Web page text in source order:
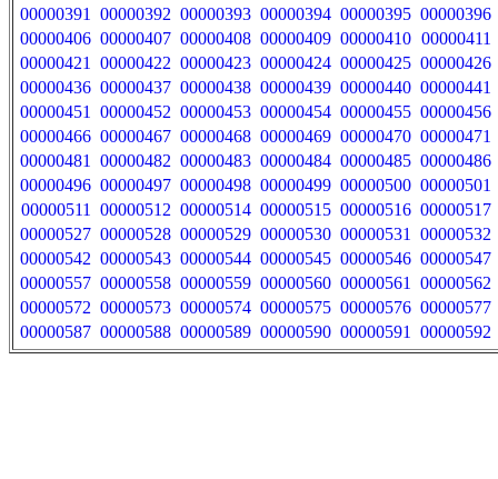
00000391
00000392 00000393 00000394 00000395 00000396
00000406 00000407 00000408 00000409 00000410 00000411
00000421
00000422 00000423 00000424 00000425 00000426
00000436 00000437 00000438 00000439 00000440 00000441
00000451
00000452 00000453 00000454 00000455 00000456
00000466 00000467 00000468 00000469 00000470 00000471
00000481
00000482 00000483 00000484 00000485 00000486
00000496 00000497 00000498 00000499 00000500 00000501
00000511
00000512 00000514 00000515 00000516 00000517
00000527 00000528 00000529 00000530 00000531
00000532
00000542 00000543 00000544 00000545 00000546 00000547
00000557 00000558 00000559 00000560 00000561
00000562
00000572 00000573 00000574 00000575 00000576 00000577
00000587 00000588 00000589 00000590 00000591 00000592